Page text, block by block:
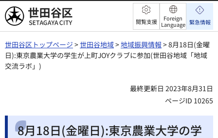
世田谷区 閲覧支援
Foreign
Language 緊急情報
世田谷区トップページ >世田谷地域>地域振興情報 > 8月18日(金曜
日):東京農業大学の学生が上町JOYクラブに参加(世田谷地域「地域
交流ラボ」)
最終更新日 2023年8月31日
ページID 10265
8月18日(金曜日):東京農業大学の学